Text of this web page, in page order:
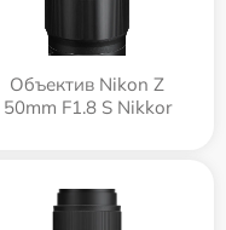
Объектив Nikon Z
50mm F1.8 S Nikkor